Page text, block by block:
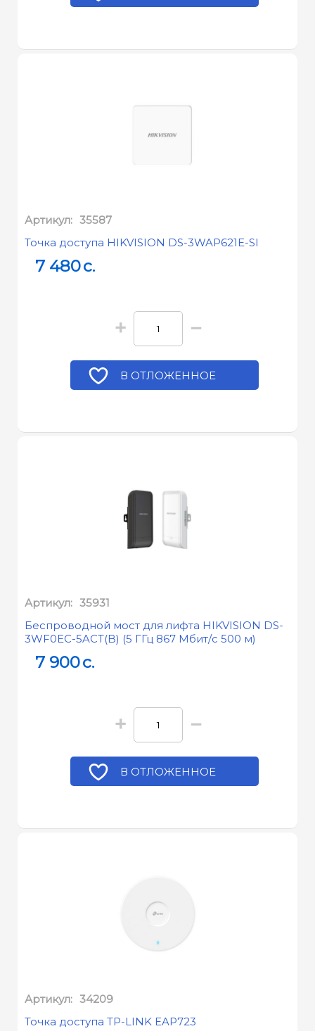
Артикул: 35587
Точка доступа HIKVISION DS-3WAP621E-SI
7 480c.
+ −
В ОТЛОЖЕННОЕ
Артикул: 35931
Беспроводной мост для лифта HIKVISION DS-
3WF0EC-5ACT(B) (5 ГГц 867 Мбит/с 500 м)
7 900c.
+ −
В ОТЛОЖЕННОЕ
Артикул: 34209
Точка доступа TP-LINK EAP723